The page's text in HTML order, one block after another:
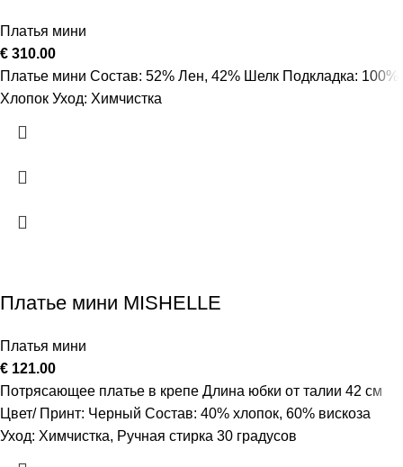
Платья мини
€ 310.00
Платье мини Состав: 52% Лен, 42% Шелк Подкладка: 100%
Хлопок Уход: Химчистка
Платье мини MISHELLE
Платья мини
€ 121.00
Потрясающее платье в крепе Длина юбки от талии 42 см
Цвет/ Принт: Черный Состав: 40% хлопок, 60% вискоза
Уход: Химчистка, Ручная стирка 30 градусов